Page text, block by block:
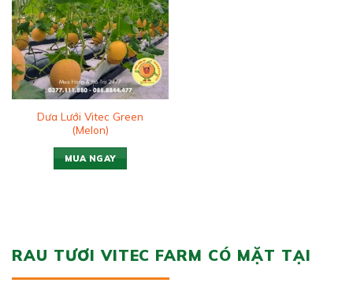
Dưa Lưới Vitec Green
(Melon)
MUA NGAY
RAU TƯƠI VITEC FARM CÓ MẶT TẠI